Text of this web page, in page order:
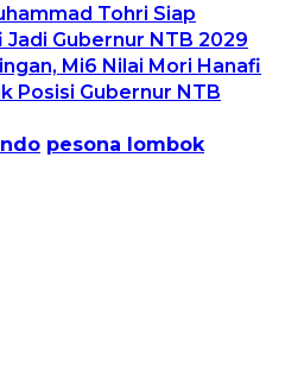
Tohri Siap
Gubernur NTB 2029
Mi6 Nilai Mori Hanafi
Posisi Gubernur NTB
pesona lombok